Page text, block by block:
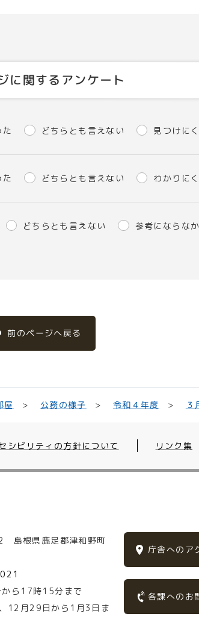
に関するアンケート
どちらとも言えない 見つけに
どちらとも言えない わかりに
どちらとも言えない 参考にならな
前のページへ戻る
屋 公務の様子 令和４年度 ３
シビリティの方針について リンク集
島根県鹿足郡津和野町
ら17時15分まで
12月29日から1月3日ま
庁舎へのア
各課へのお